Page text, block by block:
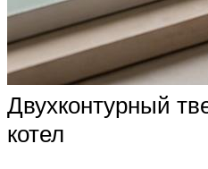
Двухконтурный
котел